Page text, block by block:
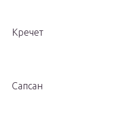
Кречет
Сапсан